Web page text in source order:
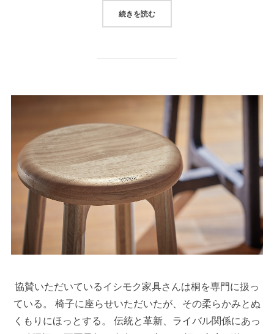
続きを読む
協賛いただいているイシモク家具さんは桐を専門に扱っ
ている。 椅子に座らせいただいたが、その柔らかみとぬ
くもりにほっとする。 伝統と革新、ライバル関係にあっ